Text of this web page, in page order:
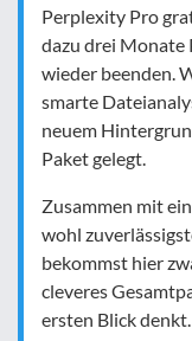
Perplexity Pro
dazu drei Monate
wieder beenden.
smarte
neuem
Paket gelegt.
Zusammen mit
wohl
bekommst hier
cleveres
ersten Blick denkt.